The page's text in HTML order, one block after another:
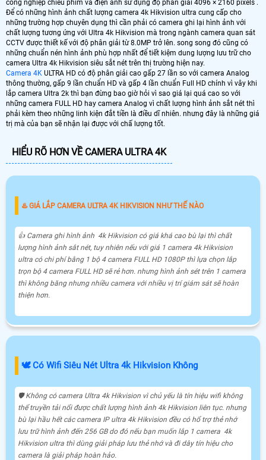
công nghiệp chiếu phim và điện ảnh sử dụng độ phân giải 4096 × 2160 pixels .
Để có những hình ảnh chất lượng camera 4k Hikvision ultra cung cấp cho
những trường hợp chuyên dụng thì cần phải có camera ghi lại hình ảnh với
chất lượng tương ứng với Ultra 4k Hikvision mà trong ngành camera quan sát
CCTV được thiết kế với độ phân giải từ 8.0MP trở lên. song song đó cũng có
những chuẩn nén hình ảnh phù hợp nhất để tiết kiệm dung lượng lưu trữ cho
camera Ultra 4k Hikvision siêu sắt nét trên thị trường hiện nay.
Camera 4K ULTRA HD có độ phân giải cao gấp 27 lần so với camera Analog
thông thường, gấp 9 lần chuẩn HD và gấp 4 lần chuẩn Full HD chính vì vây khi
lắp camera Ultra 2k thì bạn đừng bao giờ hỏi vì sao giá lại quá cao so với
những camera FULL HD hay camera Analog vì chất lượng hình ảnh sắt nét thì
phải kèm theo những linh kiện đắt tiền là điều dĩ nhiên. nhưng đây là những giá
trị mà của bạn sẽ nhận lại được với chấ lượng tốt.
HIỂU RÕ HƠN VỀ CAMERA ULTRA 4K
♨️ GIÁ LẮP CAMERA ULTRA 4K HIKVISION NHƯ THẾ NÀO
👍 Camera ghi hình ảnh 4k Hikvision có giá khá cao bù lại thì chất
lượng hình ảnh sắt nét, tuy nhiên nếu với giá 1 camera 4k Hikvision
ultra có chi phí bằng 1 bộ 4 camera FULL HD 1080P thì lựa chọn lắp
trọn bộ 4 camera FULL HD sẽ rẻ hơn. nhưng hình ảnh sét trên 1 camera
thì không băng nhưng nhiều camera với nhiều vị trí giám sát sẽ hoàn
thiện hơn.
🕊️ Có Wifi Siêu Nét Ultra 4k Hikvision Không
🛡 Không có camera Ultra 4k Hikvision vì chủ yếu là tín hiệu wifi không
thể truyền tải nổi được chất lượng hình ảnh 4k Hikvision liên tục. nhưng
bù lại hầu hết các camera IP ultra 4k Hikvision đều có hổ trợ thẻ nhớ
lưu trữ hình ảnh đến 256 GB do đó nếu bạn muốn lắp 1 camera 4k
Hikvision ultra thì dùng giải pháp lưu thẻ nhớ và đi dây tín hiệu cho
camera là giải pháp hoàn hảo.